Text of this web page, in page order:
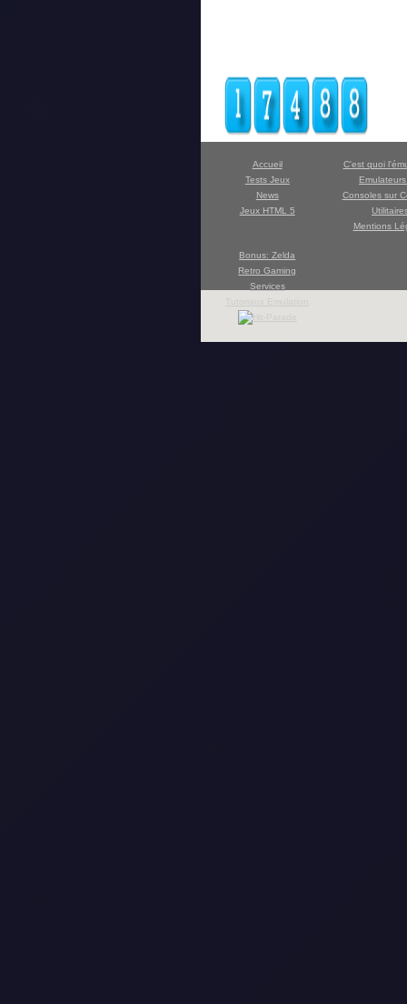
Accueil
Tests Jeux
News
Jeux HTML 5
C'est quoi
Consoles sur
Mentions
Bonus: Zelda
Retro Gaming
Services